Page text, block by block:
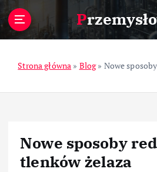
Strona główna » Blog» Nowe
Nowe sposoby
tlenków żelaza